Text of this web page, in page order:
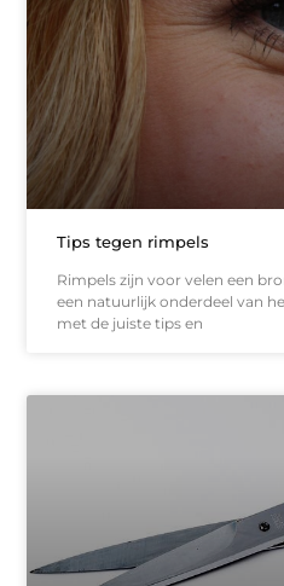
Tips tegen rimpels
Rimpels zijn voor velen een
een natuurlijk onderdeel van
met de juiste tips en